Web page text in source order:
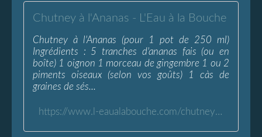
Chutney à l'Ananas - L'Eau à la Bouche
Chutney à l'Ananas (pour 1 pot de 250 ml)
Ingrédients : 5 tranches d'ananas fais (ou en
boîte) 1 oignon 1 morceau de gingembre 1 ou 2
piments oiseaux (selon vos goûts) 1 càs de
graines de sés...
https://www.l-eaualabouche.com/chutney-ananas.html